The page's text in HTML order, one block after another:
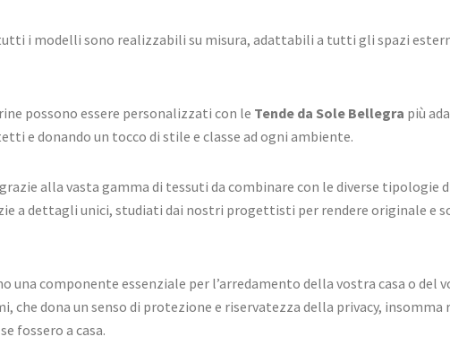
i modelli sono realizzabili su misura, adattabili a tutti gli spazi
possono essere personalizzati con le Tende da Sole Bellegra più
e donando un tocco di stile e classe ad ogni ambiente.
alla vasta gamma di tessuti da combinare con le diverse
a dettagli unici, studiati dai nostri progettisti per rendere originale e
una componente essenziale per l’arredamento della vostra casa o
che dona un senso di protezione e riservatezza della privacy,
fossero a casa.